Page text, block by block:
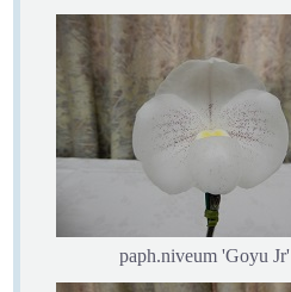
paph.niveum 'Goyu Jr'